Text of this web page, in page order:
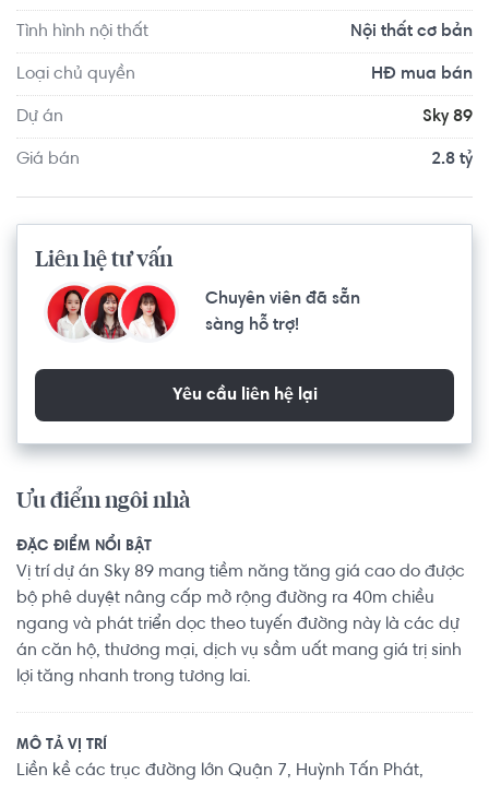
Úc Châu khoảng 8.6km. Di chuyển tới VShape Fitness &
Yoga Center Quận 2 khoảng 8.6km, F5 Gym And Fitness
chuyển với đầy đủ các tiện ích về y tế, giáo dục và giải trí.
Tình hình nội thất Nội thất cơ bản
Loại chủ quyền HĐ mua bán
Dự án Sky 89
Giá bán 2.8 tỷ
Liên hệ tư vấn
Chuyên viên đã sẵn
sàng hỗ trợ!
Yêu cầu liên hệ lại
Ưu điểm ngôi nhà
ĐẶC ĐIỂM NỔI BẬT
Vị trí dự án Sky 89 mang tiềm năng tăng giá cao do được
bộ phê duyệt nâng cấp mở rộng đường ra 40m chiều
ngang và phát triển dọc theo tuyến đường này là các dự
án căn hộ, thương mại, dịch vụ sầm uất mang giá trị sinh
lợi tăng nhanh trong tương lai.
MÔ TẢ VỊ TRÍ
Liền kề các trục đường lớn Quận 7, Huỳnh Tấn Phát,